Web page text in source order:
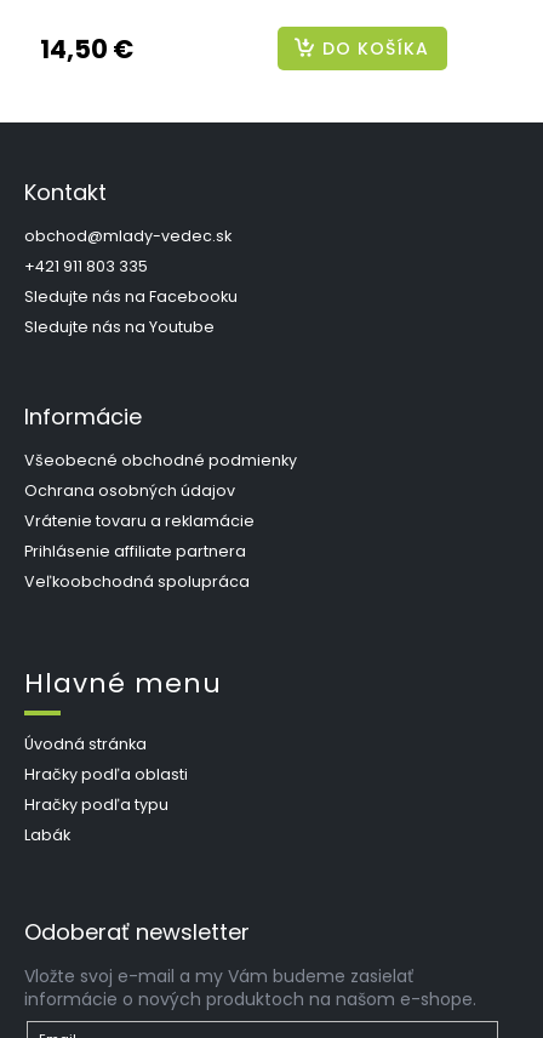
14,50 € DO KOŠÍKA
Z
Kontakt
obchod@mlady-vedec.sk
+421 911 803 335
Sledujte nás na Facebooku
Sledujte nás na Youtube
Informácie
Všeobecné obchodné podmienky
Ochrana osobných údajov
Vrátenie tovaru a reklamácie
Prihlásenie affiliate partnera
Veľkoobchodná spolupráca
Hlavné menu
Úvodná stránka
Hračky podľa oblasti
Hračky podľa typu
Labák
Odoberať newsletter
Vložte svoj e-mail a my Vám budeme zasielať
informácie o nových produktoch na našom e-shope.